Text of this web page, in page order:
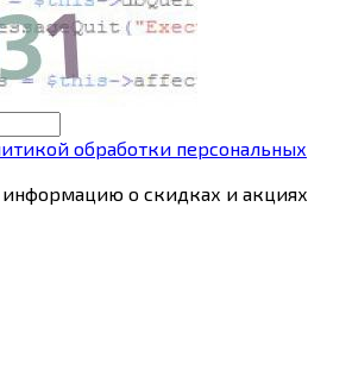
обработки персональных
информацию о скидках и акциях